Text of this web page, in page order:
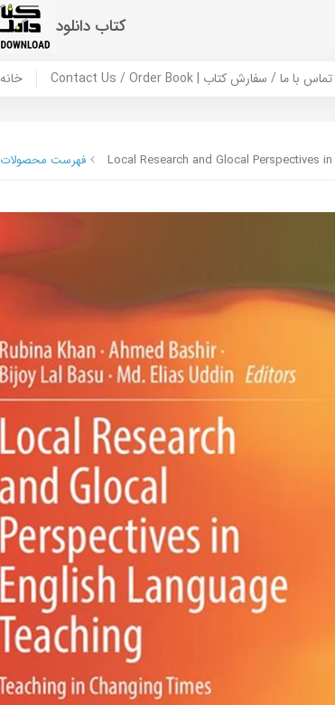
کتاب دانلود
HOME خانه Contact Us / Order Book | تماس با ما / سفارش کتاب
فهرست محصولات Local Research and Glocal Perspectives